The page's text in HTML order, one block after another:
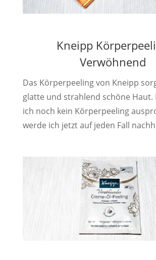
Kneipp
Verwöhnend
Das Körperpeeling von Kneipp
glatte und strahlend schöne Haut.
ich noch kein Körperpeeling
werde ich jetzt auf jeden Fall